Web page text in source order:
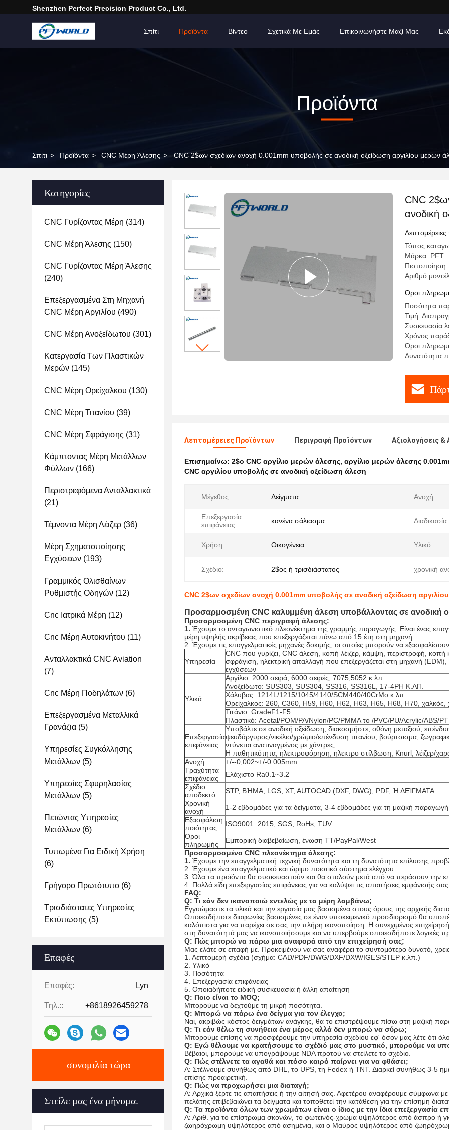
Shenzhen Perfect Precision Product Co., Ltd.
Σπίτι Προϊόντα Βίντεο Σχετικά Με Εμάς Επικοινωνήστε Μαζί Μας
Προϊόντα
Σπίτι > Προϊόντα > CNC Μέρη Άλεσης > CNC 2$ων σχεδίων ανοχή 0.001mm υποβολής σε ανοδική οξείδωση αργιλίου μερών
Κατηγορίες
CNC Γυρίζοντας Μέρη (314)
CNC Μέρη Άλεσης (150)
CNC Γυρίζοντας Μέρη Άλεσης
(240)
Επεξεργασμένα Στη Μηχανή
CNC Μέρη Αργιλίου (490)
CNC Μέρη Ανοξείδωτου (301)
Κατεργασία Των Πλαστικών
Μερών (145)
CNC Μέρη Ορείχαλκου (130)
CNC Μέρη Τιτανίου (39)
CNC Μέρη Σφράγισης (31)
Κάμπτοντας Μέρη Μετάλλων
Φύλλων (166)
Περιστρεφόμενα Ανταλλακτικά
(21)
Τέμνοντα Μέρη Λέιζερ (36)
Μέρη Σχηματοποίησης
Εγχύσεων (193)
Γραμμικός Ολισθαίνων
Ρυθμιστής Οδηγών (12)
Cnc Ιατρικά Μέρη (12)
Cnc Μέρη Αυτοκινήτου (11)
Ανταλλακτικά CNC Aviation
(7)
Cnc Μέρη Ποδηλάτων (6)
Επεξεργασμένα Μεταλλικά
Γρανάζια (5)
Υπηρεσίες Συγκόλλησης
Μετάλλων (5)
Υπηρεσίες Σφυρηλασίας
Μετάλλων (5)
Πετώντας Υπηρεσίες
Μετάλλων (6)
Τυπωμένα Για Ειδική Χρήση
(6)
Γρήγορο Πρωτότυπο (6)
Τρισδιάστατες Υπηρεσίες
Εκτύπωσης (5)
Επαφές
Επαφές: Lyn
Τηλ.:: +8618926459278
συνομιλία τώρα
Στείλε μας ένα μήνυμα.
CNC
ανοδική
Τόπος
Μάρκα: PFT
Αριθμό
Όροι
Ποσότητα
Τιμή:
Συσκευασία
Χρόνος
Όροι
Δυνατότητα
Λεπτομέρειες Προϊόντων Περιγραφή Προϊόντων Αξιολογήσεις &
Επισημαίνω: 2$ο CNC αργίλιο μερών άλεσης, αργίλιο μερών άλεσης
CNC αργιλίου υποβολής σε ανοδική οξείδωση άλεση
Μέγεθος: Δείγματα Ανοχή:
Επεξεργασία
επιφάνειας:
κανένα σάλιασμα Διαδικασία:
Χρήση: Οικογένεια Υλικό:
Σχέδιο: 2$ος ή τρισδιάστατος χρονική
CNC 2$ων σχεδίων ανοχή 0.001mm υποβολής σε ανοδική οξείδωση
Προσαρμοσμένη CNC καλυμμένη άλεση υποβάλλοντας σε ανοδική
Προσαρμοσμένη CNC περιγραφή άλεσης:
1. Έχουμε το ανταγωνιστικό πλεονέκτημα της γραμμής παραγωγής: Είναι ένας
μέρη υψηλής ακρίβειας που επεξεργάζεται πάνω από 15 έτη στη μηχανή.
2. Έχουμε τις επαγγελματικές μηχανές δοκιμής, οι οποίες μπορούν να
Υπηρεσία
CNC που γυρίζει, CNC άλεση, κοπή λέιζερ, κάμψη, περιστροφή, κοπή
σφράγιση, ηλεκτρική απαλλαγή που επεξεργάζεται στη μηχανή
εγχύσεων
Υλικά
Αργίλιο: 2000 σειρά, 6000 σειρές, 7075,5052 κ.λπ.
Ανοξείδωτο: SUS303, SUS304, SS316, SS316L, 17-4PH Κ.ΛΠ.
Χάλυβας: 1214L/1215/1045/4140/SCM440/40CrMo κ.λπ.
Ορείχαλκος: 260, C360, H59, H60, H62, H63, H65, H68, H70, χαλκός,
Τιτάνιο: GradeF1-F5
Πλαστικό: Acetal/POM/PA/Nylon/PC/PMMA το /PVC/PU/Acrylic/ABS/
Επεξεργασία
επιφάνειας
Υποβάλτε σε ανοδική οξείδωση, διακοσμήστε, οθόνη μεταξιού,
ψευδάργυρος/νικέλιο/χρώμιο/επένδυση τιτανίου, βούρτσισμα,
ντύνεται ανατιναγμένος με χάντρες,
Η παθητικότητα, ηλεκτροφόρηση, ηλεκτρο στίλβωση, Knurl, λέιζερ/
Ανοχή
+/--0,002~+/-0.005mm
Τραχύτητα
επιφάνειας
Ελάχιστο Ra0.1~3.2
Σχέδιο
αποδεκτό
STP, ΒΉΜΑ, LGS, XT, AUTOCAD (DXF, DWG), PDF, Ή ΔΕΊΓΜΑΤΑ
Χρονική
ανοχή
1-2 εβδομάδες για τα δείγματα, 3-4 εβδομάδες για τη μαζική παραγωγή
Εξασφάλιση
ποιότητας
ISO9001: 2015, SGS, RoHs, TUV
Όροι
πληρωμής
Εμπορική διαβεβαίωση, ένωση TT/PayPal/West
Προσαρμοσμένο CNC πλεονέκτημα άλεσης:
1. Έχουμε την επαγγελματική τεχνική δυνατότητα και τη δυνατότητα επίλυσης
2. Έχουμε ένα επαγγελματικό και ώριμο ποιοτικό σύστημα ελέγχου.
3. Όλα τα προϊόντα θα συσκευαστούν και θα σταλούν μετά από να περάσουν την
4. Πολλά είδη επεξεργασίας επιφάνειας για να καλύψει τις απαιτήσεις εμφάνισής
FAQ:
Q: Τι εάν δεν ικανοποιώ εντελώς με τα μέρη λαμβάνω;
Εγγυώμαστε τα υλικά και την εργασία μας βασισμένα στους όρους της αρχικής
Οποιεσδήποτε διαφωνίες βασισμένες σε έναν υποκειμενικό προσδιορισμό θα
καλόπιστα για να παρέχει σε σας την πλήρη ικανοποίηση. Η συνεχιμένος
στη δυνατότητά μας να ικανοποιήσουμε και να υπερβούμε οποιεσδήποτε λογικές
Q: Πώς μπορώ να πάρω μια αναφορά από την επιχείρησή σας;
Μας ελάτε σε επαφή με. Προκειμένου να σας αναφέρει το συντομότερο δυνατό,
1. Λεπτομερή σχέδια (σχήμα: CAD/PDF/DWG/DXF/DXW/IGES/STEP κ.λπ.)
2. Υλικό
3. Ποσότητα
4. Επεξεργασία επιφάνειας
5. Οποιαδήποτε ειδική συσκευασία ή άλλη απαίτηση
Q: Ποιο είναι το MOQ;
Μπορούμε να δεχτούμε τη μικρή ποσότητα.
Q: Μπορώ να πάρω ένα δείγμα για τον έλεγχο;
Ναι, ακριβώς κόστος δειγμάτων ανάγκης, θα το επιστρέψουμε πίσω στη μαζική
Q: Τι εάν θέλω τη συνήθεια ένα μέρος αλλά δεν μπορώ να σύρω;
Μπορούμε επίσης να προσφέρουμε την υπηρεσία σχεδίου εφ' όσον μας λέτε ότι
Q: Εγώ θέλουμε να κρατήσουμε το σχέδιό μας στο μυστικό, μπορούμε να
Βέβαιοι, μπορούμε να υπογράψουμε NDA προτού να στείλετε το σχέδιο.
Q: Πώς στέλνετε τα αγαθά και πόσο καιρό παίρνει για να φθάσει;
Α: Στέλνουμε συνήθως από DHL, το UPS, τη Fedex ή TNT. Διαρκεί συνήθως 3-5
επίσης προαιρετική.
Q: Πώς να προχωρήσει μια διαταγή;
Α: Αρχικά ξέρτε τις απαιτήσεις ή την αίτησή σας. Αφετέρου αναφέρουμε σύμφωνα
πελάτης επιβεβαιώνει τα δείγματα και τοποθετεί την κατάθεση για την επίσημη
Q: Τα προϊόντα όλων των χρωμάτων είναι ο ίδιος με την ίδια επεξεργασία
Α: Αριθ. για το επίστρωμα σκονών, το φωτεινός-χρώμα υψηλότερος από άσπρο ή
ζωηρόχρωμη υψηλότερος από ασημένια, και ο Μαύρος υψηλότερος από